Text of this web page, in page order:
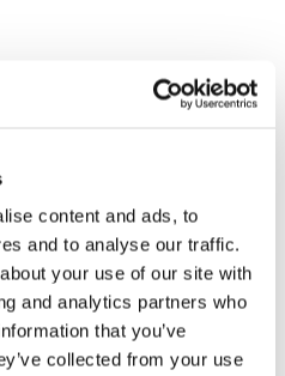
content and ads, to
and to analyse our traffic.
your use of our site with
and analytics partners who
that you’ve
collected from your use